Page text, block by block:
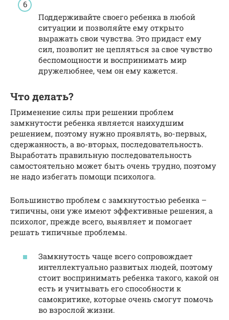
Поддерживайте своего ребенка в любой
ситуации и позволяйте ему открыто
выражать свои чувства. Это придаст ему
сил, позволит не цепляться за свое чувство
беспомощности и воспринимать мир
дружелюбнее, чем он ему кажется.
Что делать?
Применение силы при решении проблем
замкнутости ребенка является наихудшим
решением, поэтому нужно проявлять, во-первых,
сдержанность, а во-вторых, последовательность.
Выработать правильную последовательность
самостоятельно может быть очень трудно, поэтому
не надо избегать помощи психолога.
Большинство проблем с замкнутостью ребенка –
типичны, они уже имеют эффективные решения, а
психолог, прежде всего, выявляет и помогает
решать типичные проблемы.
Замкнутость чаще всего сопровождает
интеллектуально развитых людей, поэтому
стоит воспринимать ребенка такого, какой он
есть и учитывать его способности к
самокритике, которые очень смогут помочь
во взрослой жизни.